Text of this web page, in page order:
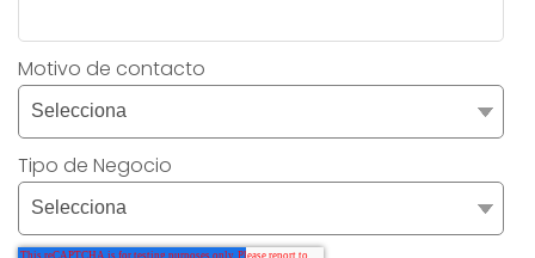
Motivo de contacto
Tipo de Negocio